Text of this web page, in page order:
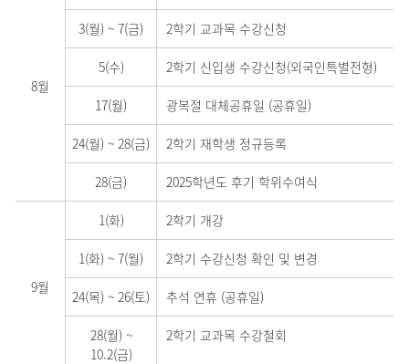
8월
3(월) ~ 7(금) 2학기 교과목 수강신청
5(수) 2학기 신입생 수강신청(외국인특별전형)
17(월) 광복절 대체공휴일 (공휴일)
24(월) ~ 28(금) 2학기 재학생 정규등록
28(금) 2025학년도 후기 학위수여식
9월
1(화) 2학기 개강
1(화) ~ 7(월) 2학기 수강신청 확인 및 변경
24(목) ~ 26(토) 추석 연휴 (공휴일)
28(월) ~
10.2(금)
2학기 교과목 수강철회